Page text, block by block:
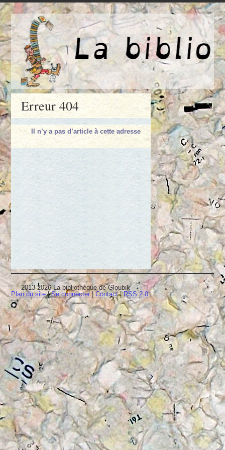
Erreur 404
Il n’y a pas d’article à cette adresse
2013-2026 La bibliothèque de Gloubik
Plan du site|Se connecter|Contact|RSS 2.0